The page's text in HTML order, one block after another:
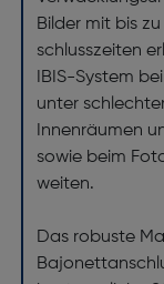
Bilder mit bis
schluss­zeiten
IBIS-System
unter
Innenräumen
sowie beim
weiten.
Das robuste